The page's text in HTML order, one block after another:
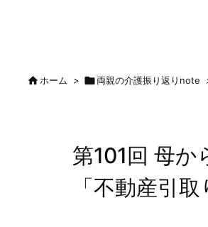
ホーム > 両親の介護振り返りnote
第101回 母か
「不動産引